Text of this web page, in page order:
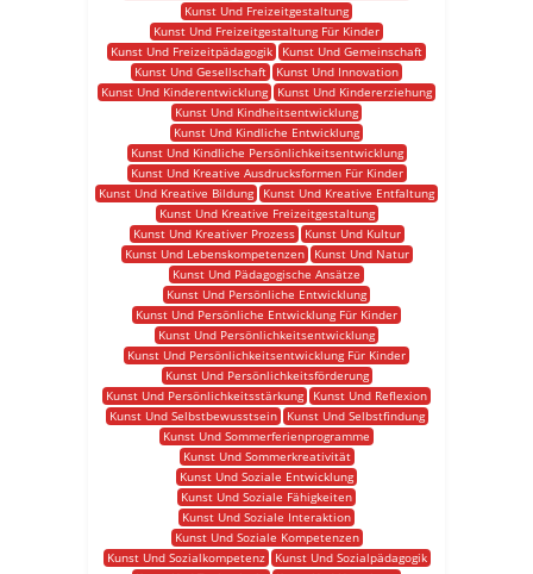
Kunst Und Freizeitgestaltung
Kunst Und Freizeitgestaltung Für Kinder
Kunst Und Freizeitpädagogik
Kunst Und Gemeinschaft
Kunst Und Gesellschaft
Kunst Und Innovation
Kunst Und Kinderentwicklung
Kunst Und Kindererziehung
Kunst Und Kindheitsentwicklung
Kunst Und Kindliche Entwicklung
Kunst Und Kindliche Persönlichkeitsentwicklung
Kunst Und Kreative Ausdrucksformen Für Kinder
Kunst Und Kreative Bildung
Kunst Und Kreative Entfaltung
Kunst Und Kreative Freizeitgestaltung
Kunst Und Kreativer Prozess
Kunst Und Kultur
Kunst Und Lebenskompetenzen
Kunst Und Natur
Kunst Und Pädagogische Ansätze
Kunst Und Persönliche Entwicklung
Kunst Und Persönliche Entwicklung Für Kinder
Kunst Und Persönlichkeitsentwicklung
Kunst Und Persönlichkeitsentwicklung Für Kinder
Kunst Und Persönlichkeitsförderung
Kunst Und Persönlichkeitsstärkung
Kunst Und Reflexion
Kunst Und Selbstbewusstsein
Kunst Und Selbstfindung
Kunst Und Sommerferienprogramme
Kunst Und Sommerkreativität
Kunst Und Soziale Entwicklung
Kunst Und Soziale Fähigkeiten
Kunst Und Soziale Interaktion
Kunst Und Soziale Kompetenzen
Kunst Und Sozialkompetenz
Kunst Und Sozialpädagogik